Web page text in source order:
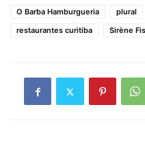
O Barba Hamburgueria
plural
restaurantes curitiba
Sirène